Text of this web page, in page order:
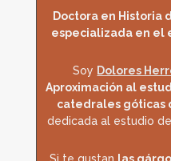
Doctora en Historia
especializada en el
Soy Dolores
Aproximación al
catedrales góticas
dedicada al estudio
Si te gustan las